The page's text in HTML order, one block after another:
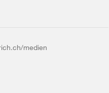
medien